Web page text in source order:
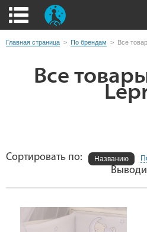
Главная страница > По брендам > Все
Все
Сортировать по: Названию